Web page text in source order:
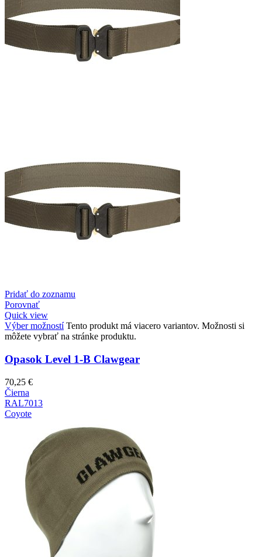
Pridať do zoznamu
Porovnať
Quick view
Výber možností Tento produkt má viacero variantov. Možnosti si
môžete vybrať na stránke produktu.
Opasok Level 1-B Clawgear
70,25 €
Čierna
RAL7013
Coyote